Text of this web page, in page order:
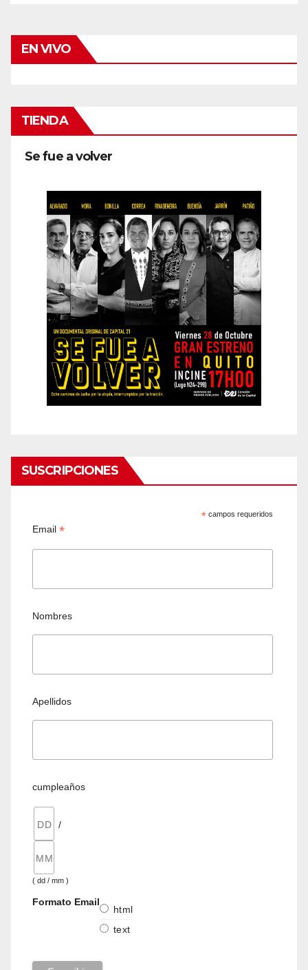
EN VIVO
TIENDA
Se fue a volver
SUSCRIPCIONES
* campos requeridos
Email*
Nombres
Apellidos
cumpleaños
/
( dd / mm )
Formato Email
html
text